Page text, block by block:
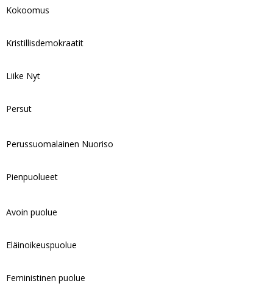
Kokoomus
Kristillisdemokraatit
Liike Nyt
Persut
Perussuomalainen Nuoriso
Pienpuolueet
Avoin puolue
Eläinoikeuspuolue
Feministinen puolue